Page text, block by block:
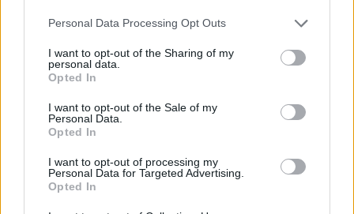
Please note that this website/app uses one or more Google
not limited to your visit or usage behaviour. You may click to
grant or deny consent to Google and its third-party tags to
use your data for below specified purposes in below Google
consent section.
Personal Data Processing Opt Outs
I want to opt-out of the Sharing of my
personal data.
Opted In
I want to opt-out of the Sale of my
Personal Data.
Opted In
I want to opt-out of processing my
Personal Data for Targeted Advertising.
Opted In
Έως το τέλος της επόμενης εβδομάδας ο
αριθμός των ηλεκτρικών λεωφορείων που
θα κυκλοφορούν θα έχει αυξηθεί στα 80 έως